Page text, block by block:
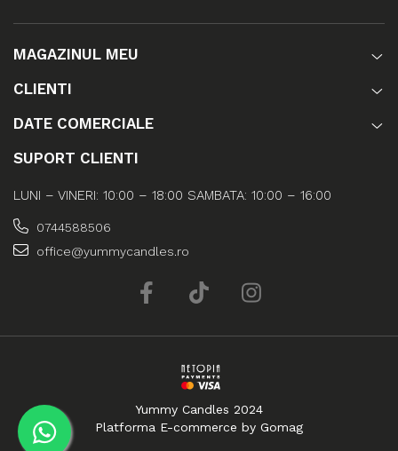
MAGAZINUL MEU
CLIENTI
DATE COMERCIALE
SUPORT CLIENTI
LUNI – VINERI: 10:00 – 18:00 SAMBATA: 10:00 – 16:00
0744588506
office@yummycandles.ro
Yummy Candles 2024
Platforma E-commerce by Gomag